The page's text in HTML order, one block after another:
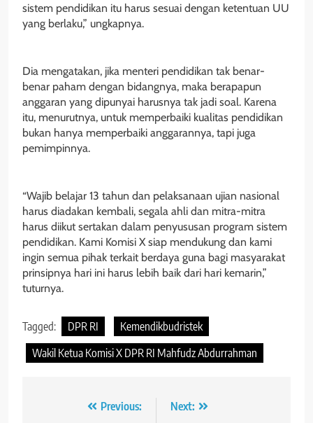
sistem pendidikan itu harus sesuai dengan ketentuan UU
yang berlaku,” ungkapnya.
Dia mengatakan, jika menteri pendidikan tak benar-
benar paham dengan bidangnya, maka berapapun
anggaran yang dipunyai harusnya tak jadi soal. Karena
itu, menurutnya, untuk memperbaiki kualitas pendidikan
bukan hanya memperbaiki anggarannya, tapi juga
pemimpinnya.
“Wajib belajar 13 tahun dan pelaksanaan ujian nasional
harus diadakan kembali, segala ahli dan mitra-mitra
harus diikut sertakan dalam penyususan program sistem
pendidikan. Kami Komisi X siap mendukung dan kami
ingin semua pihak terkait berdaya guna bagi masyarakat
prinsipnya hari ini harus lebih baik dari hari kemarin,”
tuturnya.
Tagged: DPR RI
Kemendikbudristek
Wakil Ketua Komisi X DPR RI Mahfudz Abdurrahman
Navigasi Previous:
Next: